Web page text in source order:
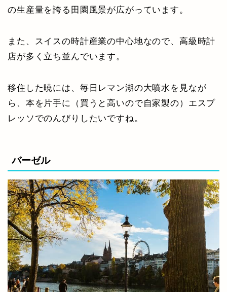
の生産量を誇る田園風景が広がっています。
また、スイスの時計産業の中心地なので、高級時計
店が多く立ち並んでいます。
移住した暁には、毎日レマン湖の大噴水を見なが
ら、本を片手に（買うと高いので自家製の）エスプ
レッソでのんびりしたいですね。
バーゼル